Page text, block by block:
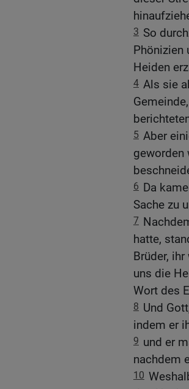
3 So
Phönizien
Heiden
4 Als sie
5 Aber
geworden
6 Da
Sache zu
7
hatte,
Brüder,
uns die
Wort des
8 Und
indem er
9 und er
nachdem
10